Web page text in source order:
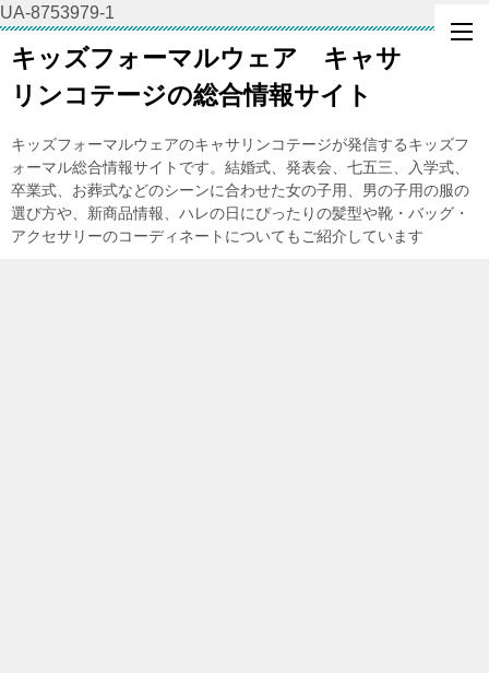
UA-8753979-1
キッズフォーマルウェア キャサ
リンコテージの総合情報サイト
キッズフォーマルウェアのキャサリンコテージが発信するキッズフ
ォーマル総合情報サイトです。結婚式、発表会、七五三、入学式、
卒業式、お葬式などのシーンに合わせた女の子用、男の子用の服の
選び方や、新商品情報、ハレの日にぴったりの髪型や靴・バッグ・
アクセサリーのコーディネートについてもご紹介しています